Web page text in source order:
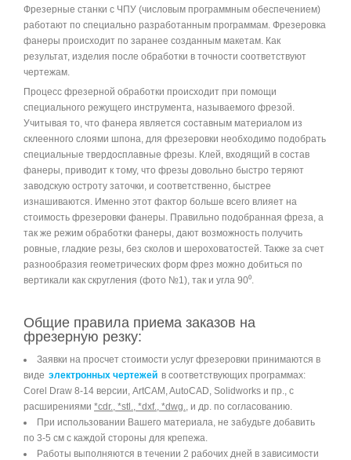
Фрезерные станки с ЧПУ (числовым программным обеспечением)
работают по специально разработанным программам. Фрезеровка
фанеры происходит по заранее созданным макетам. Как
результат, изделия после обработки в точности соответствуют
чертежам.
Процесс фрезерной обработки происходит при помощи
специального режущего инструмента, называемого фрезой.
Учитывая то, что фанера является составным материалом из
склеенного слоями шпона, для фрезеровки необходимо подобрать
специальные твердосплавные фрезы. Клей, входящий в состав
фанеры, приводит к тому, что фрезы довольно быстро теряют
заводскую остроту заточки, и соответственно, быстрее
изнашиваются. Именно этот фактор больше всего влияет на
стоимость фрезеровки фанеры. Правильно подобранная фреза, а
так же режим обработки фанеры, дают возможность получить
ровные, гладкие резы, без сколов и шероховатостей. Также за счет
разнообразия геометрических форм фрез можно добиться по
вертикали как скругления (фото №1), так и угла 90⁰.
Общие правила приема заказов на
фрезерную резку:
Заявки на просчет стоимости услуг фрезеровки принимаются в
виде электронных чертежей в соответствующих программах:
Corel Draw 8-14 версии, ArtCAM, AutoCAD, Solidworks и пр., с
расширениями *cdr., *stl., *dxf., *dwg., и др. по согласованию.
При использовании Вашего материала, не забудьте добавить
по 3-5 см с каждой стороны для крепежа.
Работы выполняются в течении 2 рабочих дней в зависимости